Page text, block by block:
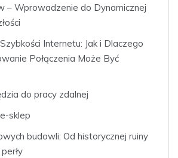
– Wprowadzenie do Dynamicznej
Internetu: Jak i Dlaczego
Połączenia Może Być
do pracy zdalnej
sklep
budowli: Od historycznej ruiny